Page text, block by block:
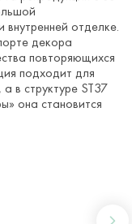
отделке.
декора
повторяющихся
подходит для
в структуре ST37
она становится